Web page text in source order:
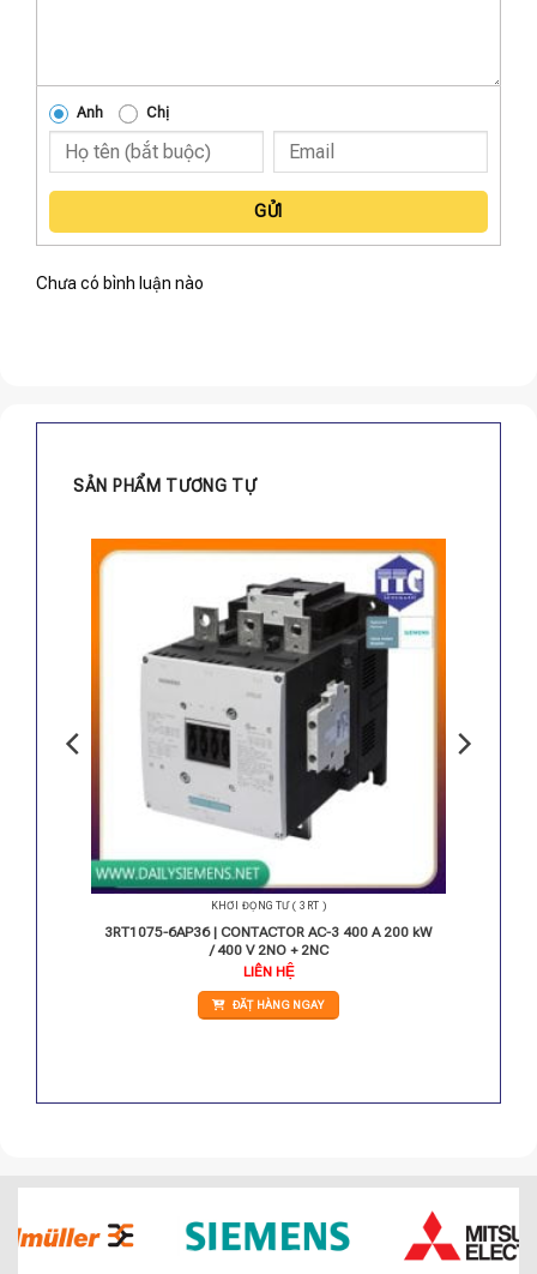
Anh Chị
GỬI
Chưa có bình luận nào
SẢN PHẨM TƯƠNG TỰ
KHỞI ĐỘNG TỪ ( 3RT )
3RT1075-6AP36 | CONTACTOR AC-3 400 A 200 kW
/ 400 V 2NO + 2NC
LIÊN HỆ
ĐẶT HÀNG NGAY